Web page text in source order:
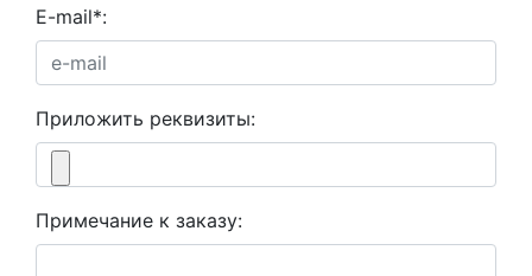
E-mail*:
Приложить реквизиты:
Примечание к заказу: